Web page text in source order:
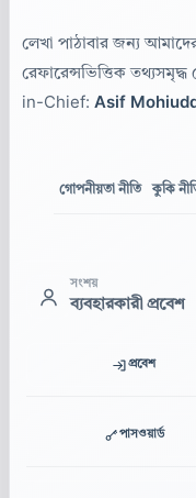
লেখা পাঠাবার জন্য
রেফারেন্সভিত্তিক
in-Chief: Asif
গোপনীয়তা নীতি কুকি
সংশয়
ব্যবহারকারী প্রবেশ
প্রবেশ
পাসওয়ার্ড